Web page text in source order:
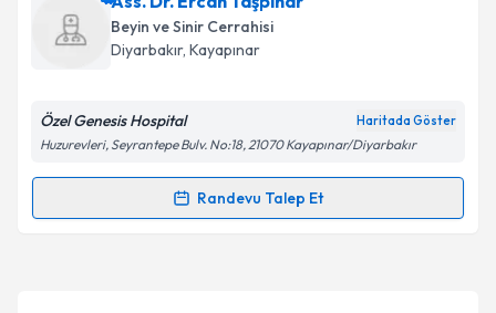
Size bu uzmandan randevu almanız için bir takvim
hazırlandığında e-posta ile bilgilendireceğiz.
Kişisel verilerimin işlenmesine ilişkin
Metni'ni okudum ve kişisel verilerimin belirtilen
Beyin ve Sinir Cerrahisi
Diyarbakır, Kayapınar
Özel Genesis Hospital Haritada Göster
Huzurevleri, Seyrantepe Bulv. No:18, 21070 Kayapınar/Diyarbakır
Randevu Talep Et
Randevu Takvimi Talebi